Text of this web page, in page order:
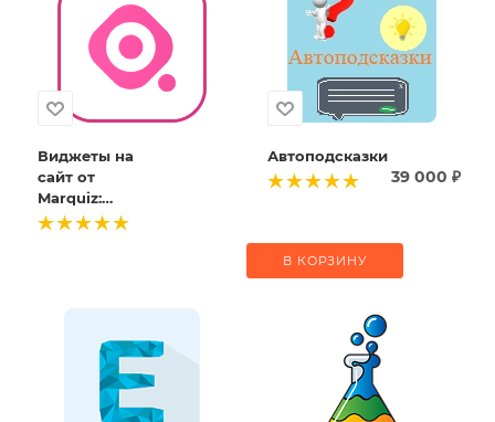
Виджеты на
сайт от
Marquiz:
конструктор
Автоподсказки
39 000 ₽
В КОРЗИНУ